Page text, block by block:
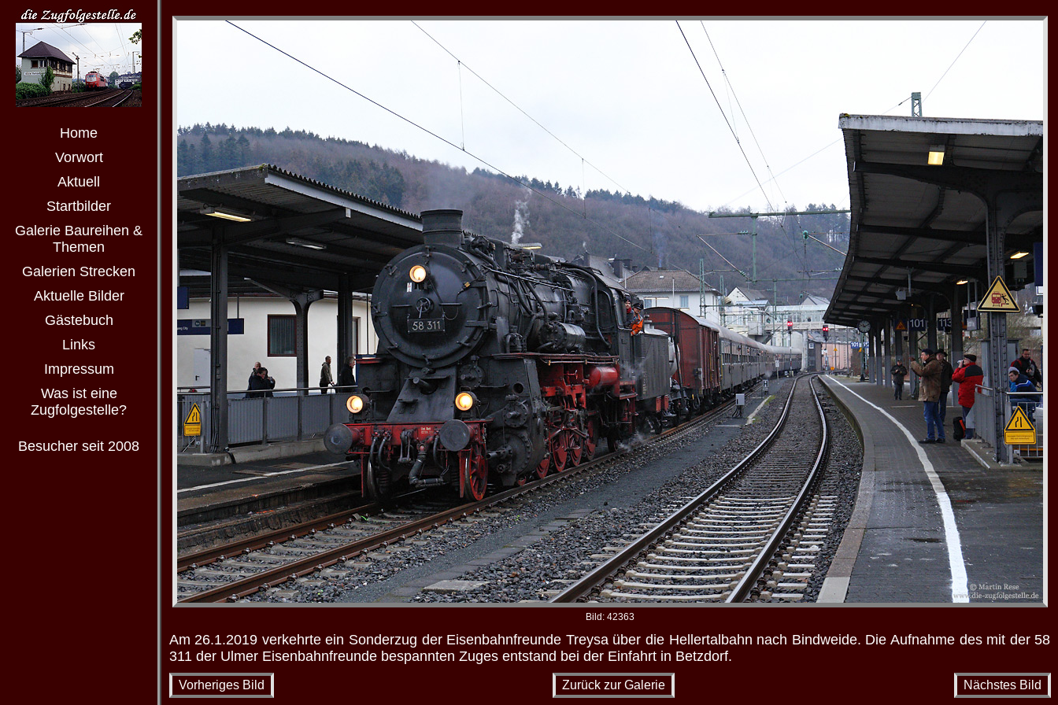
Home
Vorwort
Aktuell
Startbilder
Galerie Baureihen &
Themen
Galerien Strecken
Aktuelle Bilder
Gästebuch
Links
Impressum
Was ist eine
Zugfolgestelle?
Besucher seit 2008
Bild: 42363
Am 26.1.2019 verkehrte ein Sonderzug der Eisenbahnfreunde Treysa über die Hellertalbahn nach Bindweide. Die Aufnahme des mit der 58
311 der Ulmer Eisenbahnfreunde bespannten Zuges entstand bei der Einfahrt in Betzdorf.
Vorheriges Bild Zurück zur Galerie Nächstes Bild